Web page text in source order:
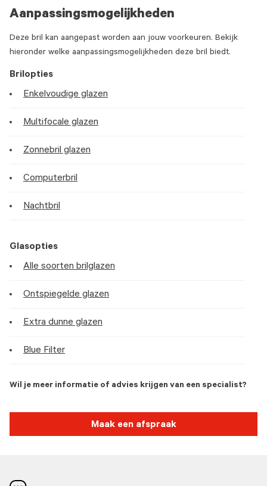
Aanpassingsmogelijkheden
Deze bril kan aangepast worden aan jouw voorkeuren. Bekijk
hieronder welke aanpassingsmogelijkheden deze bril biedt.
Brilopties
Enkelvoudige glazen
Multifocale glazen
Zonnebril glazen
Computerbril
Nachtbril
Glasopties
Alle soorten brilglazen
Ontspiegelde glazen
Extra dunne glazen
Blue Filter
Wil je meer informatie of advies krijgen van een specialist?
Maak een afspraak